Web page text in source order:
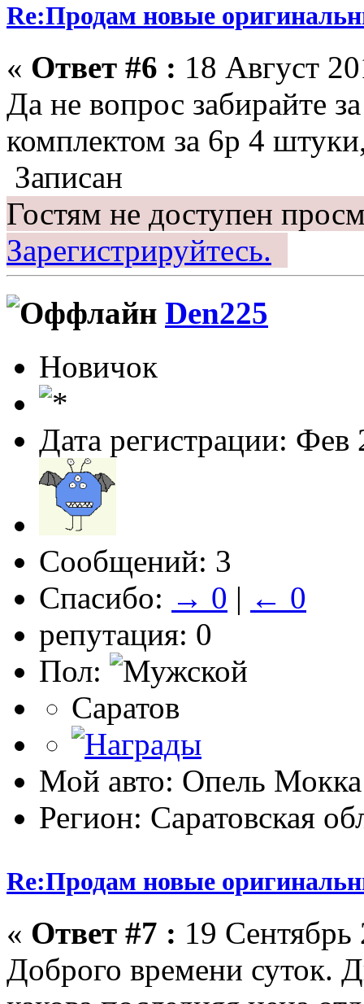
Re:Продам новые
« Ответ #6 : 18 Август
Да не вопрос забирайте
комплектом за 6р 4
Записан
Гостям не доступен
Зарегистрируйтесь.
Den225
Новичок
Дата регистрации: Фев
Сообщений: 3
Спасибо: → 0 | ← 0
репутация: 0
Пол:
Саратов
Мой авто: Опель Мокка
Регион: Саратовская
Re:Продам новые
« Ответ #7 : 19
Доброго времени суток.